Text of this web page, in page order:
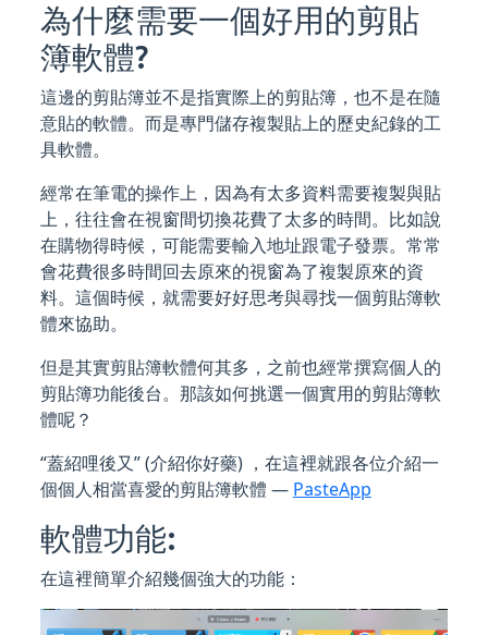
為什麼需要一個好用的剪貼
簿軟體?
這邊的剪貼簿並不是指實際上的剪貼簿，也不是在隨
意貼的軟體。而是專門儲存複製貼上的歷史紀錄的工
具軟體。
經常在筆電的操作上，因為有太多資料需要複製與貼
上，往往會在視窗間切換花費了太多的時間。比如說
在購物得時候，可能需要輸入地址跟電子發票。常常
會花費很多時間回去原來的視窗為了複製原來的資
料。這個時候，就需要好好思考與尋找一個剪貼簿軟
體來協助。
但是其實剪貼簿軟體何其多，之前也經常撰寫個人的
剪貼簿功能後台。那該如何挑選一個實用的剪貼簿軟
體呢？
“蓋紹哩後又” (介紹你好藥) ，在這裡就跟各位介紹一
個個人相當喜愛的剪貼簿軟體 — PasteApp
軟體功能:
在這裡簡單介紹幾個強大的功能：